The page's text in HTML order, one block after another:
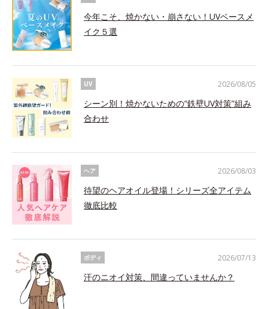
今年こそ、焼かない・崩さない！UVベースメ
イク５選
UV
シーン別！焼かないための“鉄壁UV対策”組み
合わせ
2026/08/05
ヘア
待望のヘアオイル登場！シリーズ全アイテム
徹底比較
2026/08/03
ボディ
汗のニオイ対策、間違っていませんか？
2026/07/13